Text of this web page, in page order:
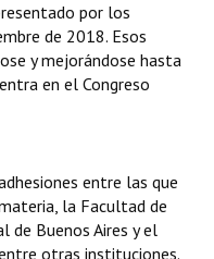
por los
de 2018. Esos
y mejorándose hasta
en el Congreso
entre las que
la Facultad de
de Buenos Aires y el
otras instituciones.